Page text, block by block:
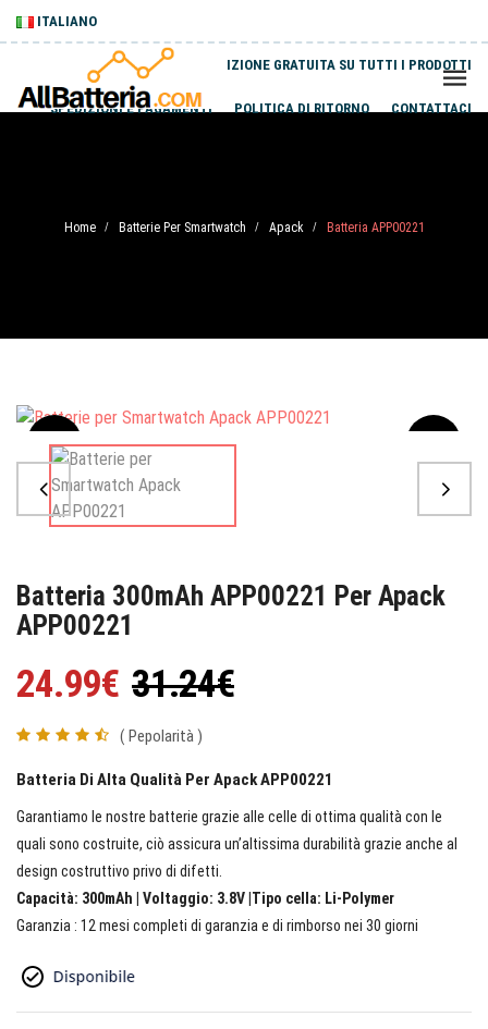
ITALIANO
SPEDIZIONE GRATUITA SU TUTTI I PRODOTTI
SPEDIZIONI E PAGAMENTI POLITICA DI RITORNO CONTATTACI
Home / Batterie Per Smartwatch / Apack / Batteria APP00221
Sale
Batteria 300mAh APP00221 Per Apack
APP00221
24.99€ 31.24€
( Pepolarità )
Batteria Di Alta Qualità Per Apack APP00221
Garantiamo le nostre batterie grazie alle celle di ottima qualità con le
quali sono costruite, ciò assicura un’altissima durabilità grazie anche al
design costruttivo privo di difetti.
Capacità: 300mAh | Voltaggio: 3.8V |Tipo cella: Li-Polymer
Garanzia : 12 mesi completi di garanzia e di rimborso nei 30 giorni